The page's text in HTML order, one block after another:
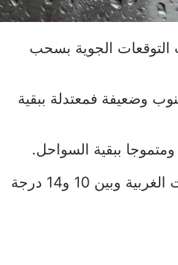
14 جانفي 2022 حسب التوقعات الجوية بسحب
وضعيفة فمعتدلة ببقية
ببقية السواحل.
وتتراوح الحرارة بين 6 و9 درجات بالمرتفعات الغربية وبين 10 و14 درجة